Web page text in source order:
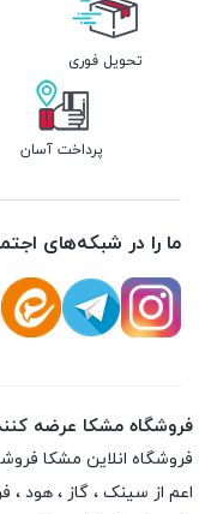
تحویل فوری
پرداخت آسان
ما را در شبکه‌های
فروشگاه مشکا عرضه
فروشگاه انلاین مشکا
اعم از سینک ، گاز ، هود ،